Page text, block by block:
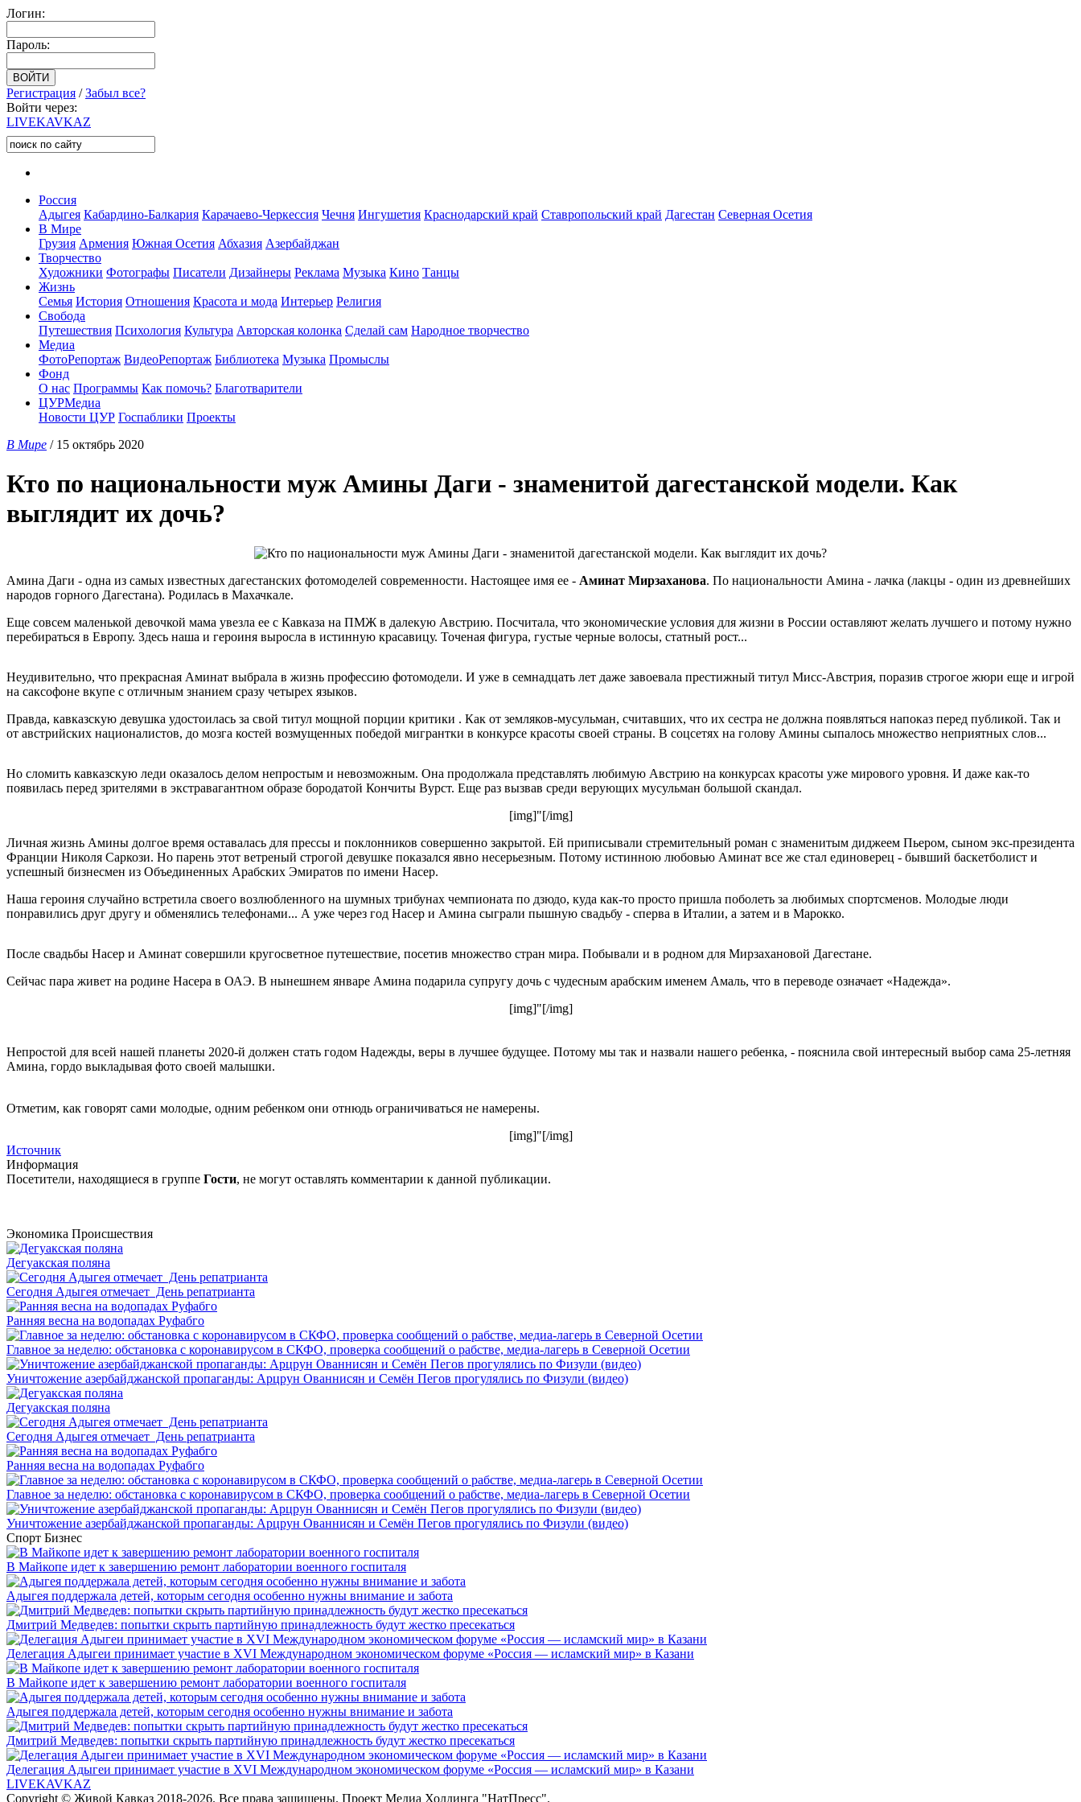
Логин:
Пароль:
Регистрация /Забыл все?
Войти через:
LIVEKAVKAZ
Россия
Адыгея Кабардино-Балкария Карачаево-Черкессия Чечня Ингушетия Краснодарский край Ставропольский край Дагестан Северная Осетия
В Мире
Грузия Армения Южная Осетия Абхазия Азербайджан
Творчество
Художники Фотографы Писатели Дизайнеры Реклама Музыка Кино Танцы
Жизнь
Семья История Отношения Красота и мода Интерьер Религия
Свобода
Путешествия Психология Культура Авторская колонка Сделай сам Народное творчество
Медиа
ФотоРепортаж ВидеоРепортаж Библиотека Музыка Промыслы
Фонд
О нас Программы Как помочь? Благотварители
ЦУРМедиа
Новости ЦУР Госпаблики Проекты
В Мире / 15 октябрь 2020
Кто по национальности муж Амины Даги - знаменитой дагестанской модели. Как
выглядит их дочь?
Амина Даги - одна из самых известных дагестанских фотомоделей современности. Настоящее имя ее - Аминат Мирзаханова. По национальности Амина - лачка (лакцы - один из древнейших
народов горного Дагестана). Родилась в Махачкале.
Еще совсем маленькой девочкой мама увезла ее с Кавказа на ПМЖ в далекую Австрию. Посчитала, что экономические условия для жизни в России оставляют желать лучшего и потому нужно
перебираться в Европу. Здесь наша и героиня выросла в истинную красавицу. Точеная фигура, густые черные волосы, статный рост...
Неудивительно, что прекрасная Аминат выбрала в жизнь профессию фотомодели. И уже в семнадцать лет даже завоевала престижный титул Мисс-Австрия, поразив строгое жюри еще и игрой
на саксофоне вкупе с отличным знанием сразу четырех языков.
Правда, кавказскую девушка удостоилась за свой титул мощной порции критики . Как от земляков-мусульман, считавших, что их сестра не должна появляться напоказ перед публикой. Так и
от австрийских националистов, до мозга костей возмущенных победой мигрантки в конкурсе красоты своей страны. В соцсетях на голову Амины сыпалось множество неприятных слов...
Но сломить кавказскую леди оказалось делом непростым и невозможным. Она продолжала представлять любимую Австрию на конкурсах красоты уже мирового уровня. И даже как-то
появилась перед зрителями в экстравагантном образе бородатой Кончиты Вурст. Еще раз вызвав среди верующих мусульман большой скандал.
[img]"[/img]
Личная жизнь Амины долгое время оставалась для прессы и поклонников совершенно закрытой. Ей приписывали стремительный роман с знаменитым диджеем Пьером, сыном экс-президента
Франции Николя Саркози. Но парень этот ветреный строгой девушке показался явно несерьезным. Потому истинною любовью Аминат все же стал единоверец - бывший баскетболист и
успешный бизнесмен из Объединенных Арабских Эмиратов по имени Насер.
Наша героиня случайно встретила своего возлюбленного на шумных трибунах чемпионата по дзюдо, куда как-то просто пришла поболеть за любимых спортсменов. Молодые люди
понравились друг другу и обменялись телефонами... А уже через год Насер и Амина сыграли пышную свадьбу - сперва в Италии, а затем и в Марокко.
После свадьбы Насер и Аминат совершили кругосветное путешествие, посетив множество стран мира. Побывали и в родном для Мирзахановой Дагестане.
Сейчас пара живет на родине Насера в ОАЭ. В нынешнем январе Амина подарила супругу дочь с чудесным арабским именем Амаль, что в переводе означает «Надежда».
[img]"[/img]
Непростой для всей нашей планеты 2020-й должен стать годом Надежды, веры в лучшее будущее. Потому мы так и назвали нашего ребенка, - пояснила свой интересный выбор сама 25-летняя
Амина, гордо выкладывая фото своей малышки.
Отметим, как говорят сами молодые, одним ребенком они отнюдь ограничиваться не намерены.
[img]"[/img]
Источник
Информация
Посетители, находящиеся в группе Гости, не могут оставлять комментарии к данной публикации.
Экономика Происшествия
Дегуакская поляна
Сегодня Адыгея отмечает День репатрианта
Ранняя весна на водопадах Руфабго
Главное за неделю: обстановка с коронавирусом в СКФО, проверка сообщений о рабстве, медиа-лагерь в Северной Осетии
Уничтожение азербайджанской пропаганды: Арцрун Ованнисян и Семён Пегов прогулялись по Физули (видео)
Дегуакская поляна
Сегодня Адыгея отмечает День репатрианта
Ранняя весна на водопадах Руфабго
Главное за неделю: обстановка с коронавирусом в СКФО, проверка сообщений о рабстве, медиа-лагерь в Северной Осетии
Уничтожение азербайджанской пропаганды: Арцрун Ованнисян и Семён Пегов прогулялись по Физули (видео)
Спорт Бизнес
В Майкопе идет к завершению ремонт лаборатории военного госпиталя
Адыгея поддержала детей, которым сегодня особенно нужны внимание и забота
Дмитрий Медведев: попытки скрыть партийную принадлежность будут жестко пресекаться
Делегация Адыгеи принимает участие в XVI Международном экономическом форуме «Россия — исламский мир» в Казани
В Майкопе идет к завершению ремонт лаборатории военного госпиталя
Адыгея поддержала детей, которым сегодня особенно нужны внимание и забота
Дмитрий Медведев: попытки скрыть партийную принадлежность будут жестко пресекаться
Делегация Адыгеи принимает участие в XVI Международном экономическом форуме «Россия — исламский мир» в Казани
LIVEKAVKAZ
Copyright © Живой Кавказ 2018-2026. Все права защищены. Проект Медиа Холдинга "НатПресс".